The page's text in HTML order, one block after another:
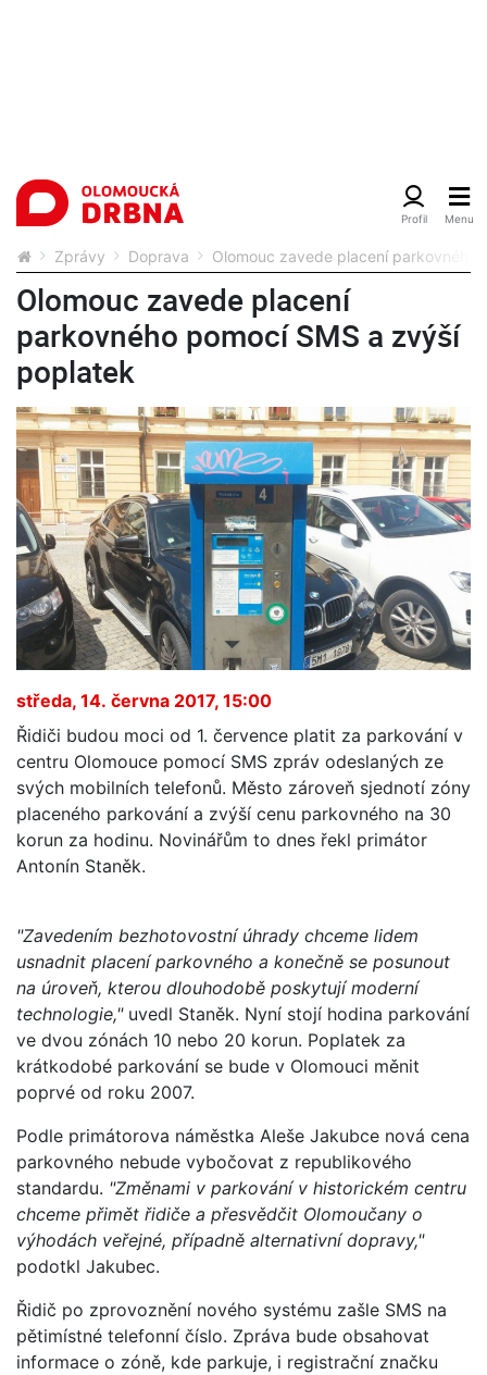
Zprávy Doprava Olomouc zavede placení parkovného
Olomouc zavede placení
parkovného pomocí SMS a zvýší
poplatek
středa, 14. června 2017, 15:00
Řidiči budou moci od 1. července platit za parkování v
centru Olomouce pomocí SMS zpráv odeslaných ze
svých mobilních telefonů. Město zároveň sjednotí zóny
placeného parkování a zvýší cenu parkovného na 30
korun za hodinu. Novinářům to dnes řekl primátor
Antonín Staněk.
"Zavedením bezhotovostní úhrady chceme lidem
usnadnit placení parkovného a konečně se posunout
na úroveň, kterou dlouhodobě poskytují moderní
technologie,"uvedl Staněk. Nyní stojí hodina parkování
ve dvou zónách 10 nebo 20 korun. Poplatek za
krátkodobé parkování se bude v Olomouci měnit
poprvé od roku 2007.
Podle primátorova náměstka Aleše Jakubce nová cena
parkovného nebude vybočovat z republikového
standardu. "Změnami v parkování v historickém centru
chceme přimět řidiče a přesvědčit Olomoučany o
výhodách veřejné, případně alternativní dopravy,"
podotkl Jakubec.
Řidič po zprovoznění nového systému zašle SMS na
pětimístné telefonní číslo. Zpráva bude obsahovat
informace o zóně, kde parkuje, i registrační značku